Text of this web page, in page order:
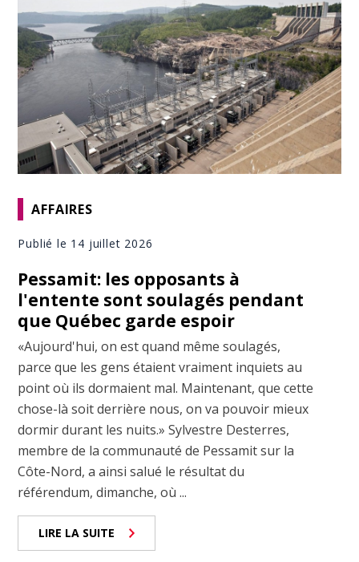
AFFAIRES
Publié le 14 juillet 2026
Pessamit: les opposants à
l'entente sont soulagés pendant
que Québec garde espoir
«Aujourd'hui, on est quand même soulagés,
parce que les gens étaient vraiment inquiets au
point où ils dormaient mal. Maintenant, que cette
chose-là soit derrière nous, on va pouvoir mieux
dormir durant les nuits.» Sylvestre Desterres,
membre de la communauté de Pessamit sur la
Côte-Nord, a ainsi salué le résultat du
référendum, dimanche, où ...
LIRE LA SUITE